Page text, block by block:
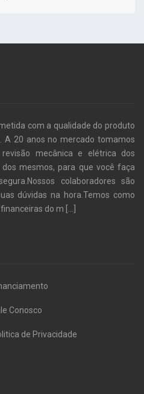
com a qualidade do produto
A 20 anos no mercado tomamos
mecânica e elétrica dos
mesmos, para que você faça
colaboradores são
dúvidas na hora.Temos como
do m
Conosco
de Privacidade